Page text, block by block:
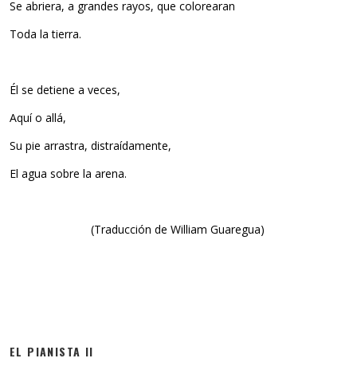
Se abriera, a grandes rayos, que colorearan
Toda la tierra.
Él se detiene a veces,
Aquí o allá,
Su pie arrastra, distraídamente,
El agua sobre la arena.
(Traducción de William Guaregua)
EL PIANISTA II